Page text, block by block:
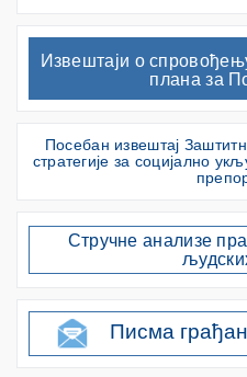
Извештаји о
плана за
Посебан извештај
стратегије за социјално
Стручне анализе
Писма